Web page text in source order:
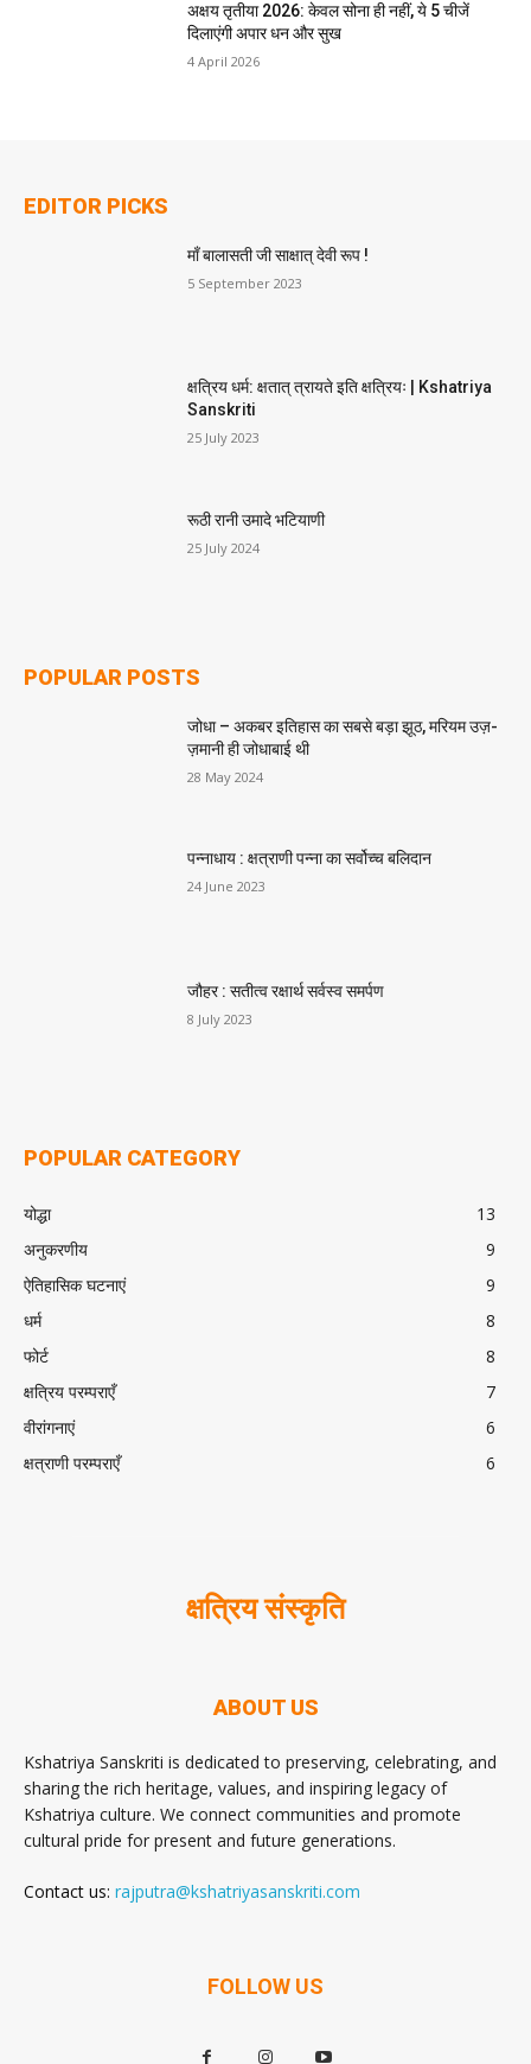
अक्षय तृतीया 2026: केवल सोना ही नहीं, ये 5 चीजें
दिलाएंगी अपार धन और सुख
4 April 2026
EDITOR PICKS
माँ बालासती जी साक्षात् देवी रूप !
5 September 2023
क्षत्रिय धर्म: क्षतात् त्रायते इति क्षत्रियः | Kshatriya
Sanskriti
25 July 2023
रूठी रानी उमादे भटियाणी
25 July 2024
POPULAR POSTS
जोधा – अकबर इतिहास का सबसे बड़ा झूठ, मरियम उज़-
ज़मानी ही जोधाबाई थी
28 May 2024
पन्नाधाय : क्षत्राणी पन्ना का सर्वोच्च बलिदान
24 June 2023
जौहर : सतीत्व रक्षार्थ सर्वस्व समर्पण
8 July 2023
POPULAR CATEGORY
योद्धा
13
अनुकरणीय
9
ऐतिहासिक घटनाएं
9
धर्म
8
फोर्ट
8
क्षत्रिय परम्पराएँ
7
वीरांगनाएं
6
क्षत्राणी परम्पराएँ
6
क्षत्रिय संस्कृति
ABOUT US
Kshatriya Sanskriti is dedicated to preserving, celebrating, and
sharing the rich heritage, values, and inspiring legacy of
Kshatriya culture. We connect communities and promote
cultural pride for present and future generations.
Contact us: rajputra@kshatriyasanskriti.com
FOLLOW US